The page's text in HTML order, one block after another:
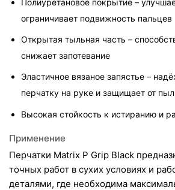
ограничивает подвижность пальцев
Открытая тыльная часть –
снижает запотевание
Эластичное вязаное запястье –
перчатку на руке и защищает от
Высокая стойкость к истиранию и
Применение
Перчатки Matrix P Grip Black
точных работ в сухих условиях и
деталями, где необходима